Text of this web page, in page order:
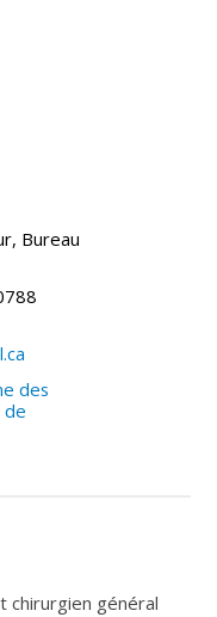
Bureau
des
de
chirurgien général